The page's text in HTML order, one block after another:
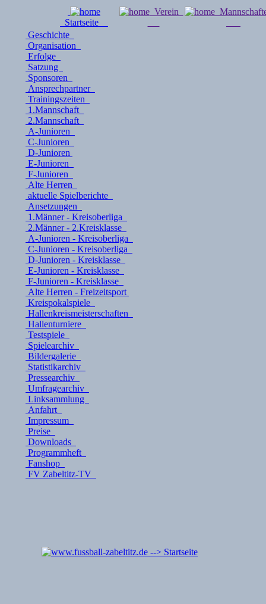
Startseite
Verein
Geschichte
Organisation
Erfolge
Satzung
Sponsoren
Ansprechpartner
Trainingszeiten
1.Mannschaft
2.Mannschaft
A-Junioren
C-Junioren
D-Junioren
E-Junioren
F-Junioren
Alte Herren
aktuelle Spielberichte
Ansetzungen
1.Männer - Kreisoberliga
2.Männer - 2.Kreisklasse
A-Junioren - Kreisoberliga
C-Junioren - Kreisoberliga
D-Junioren - Kreisklasse
E-Junioren - Kreisklasse
F-Junioren - Kreisklasse
Alte Herren - Freizeitsport
Kreispokalspiele
Hallenkreismeisterschaften
Hallenturniere
Testspiele
Spielearchiv
Bildergalerie
Statistikarchiv
Pressearchiv
Umfragearchiv
Linksammlung
Anfahrt
Impressum
Preise
Downloads
Programmheft
Fanshop
FV Zabeltitz-TV